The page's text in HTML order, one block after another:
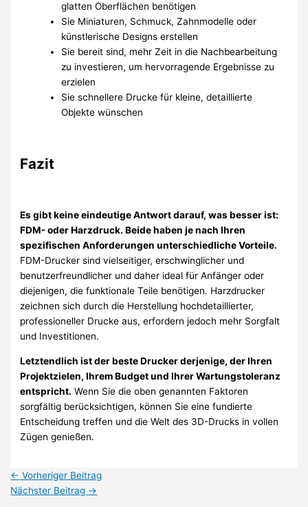
glatten Oberflächen benötigen
Sie Miniaturen, Schmuck, Zahnmodelle oder
künstlerische Designs erstellen
Sie bereit sind, mehr Zeit in die Nachbearbeitung
zu investieren, um hervorragende Ergebnisse zu
erzielen
Sie schnellere Drucke für kleine, detaillierte
Objekte wünschen
Fazit
Es gibt keine eindeutige Antwort darauf, was besser ist:
FDM- oder Harzdruck. Beide haben je nach Ihren
spezifischen Anforderungen unterschiedliche Vorteile.
FDM-Drucker sind vielseitiger, erschwinglicher und
benutzerfreundlicher und daher ideal für Anfänger oder
diejenigen, die funktionale Teile benötigen. Harzdrucker
zeichnen sich durch die Herstellung hochdetaillierter,
professioneller Drucke aus, erfordern jedoch mehr Sorgfalt
und Investitionen.
Letztendlich ist der beste Drucker derjenige, der Ihren
Projektzielen, Ihrem Budget und Ihrer Wartungstoleranz
entspricht. Wenn Sie die oben genannten Faktoren
sorgfältig berücksichtigen, können Sie eine fundierte
Entscheidung treffen und die Welt des 3D-Drucks in vollen
Zügen genießen.
← Vorheriger Beitrag
Nächster Beitrag →